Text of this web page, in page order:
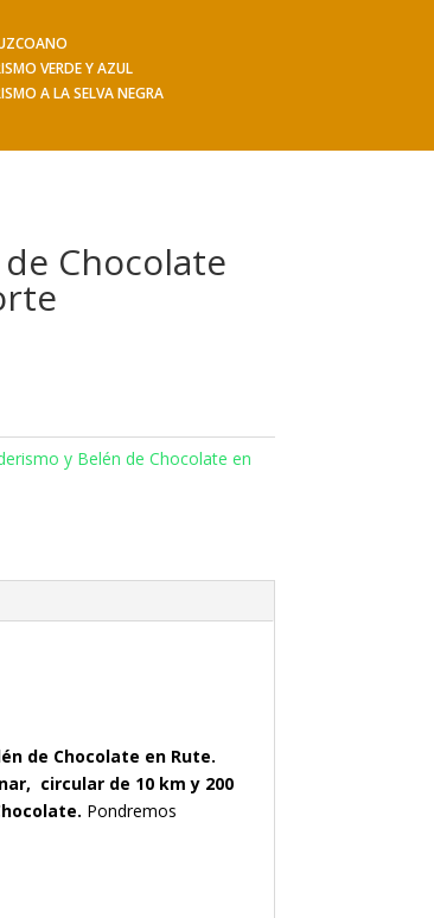
VERDE Y AZUL
A LA SELVA NEGRA
socio Contacto
Chocolate
y Belén de Chocolate en
de Chocolate en Rute.
circular de 10 km y 200
Pondremos